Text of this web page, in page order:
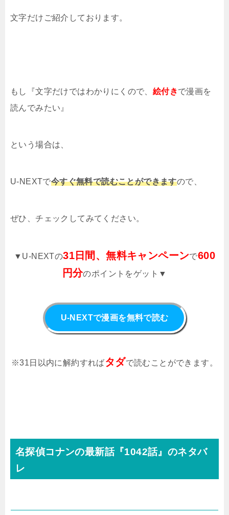
文字だけご紹介しております。
もし『文字だけではわかりにくので、 絵付きで漫画を
読んでみたい』
という場合は、
U-NEXTで今すぐ無料で読むことができますので、
ぜひ、チェックしてみてください。
▼U-NEXTの31日間、無料キャンペーンで600
円分のポイントをゲット▼
U-NEXTで漫画を無料で読む
※31日以内に解約すればタダで読むことができます。
名探偵コナンの最新話『1042話』のネタバ
レ